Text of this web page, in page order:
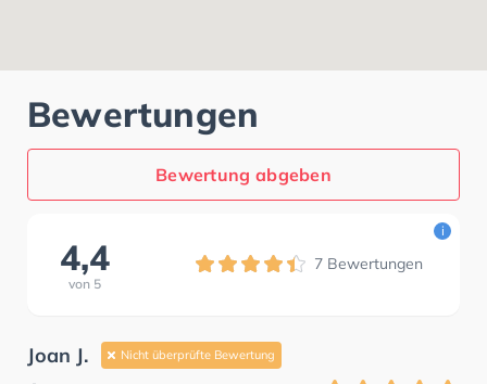
Bewertungen
Bewertung abgeben
4,4
von 5
7 Bewertungen
i
Joan J. Nicht überprüfte Bewertung